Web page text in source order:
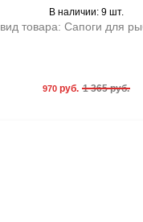
В наличии: 9 шт.
вид товара: Сапоги для
970 руб. 1 365 руб.